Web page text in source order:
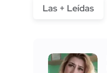
Las + Leídas